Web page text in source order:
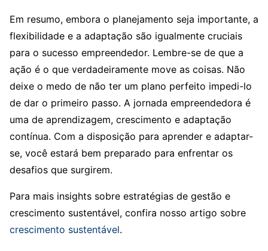
Em resumo, embora o planejamento seja importante, a
flexibilidade e a adaptação são igualmente cruciais
para o sucesso empreendedor. Lembre-se de que a
ação é o que verdadeiramente move as coisas. Não
deixe o medo de não ter um plano perfeito impedi-lo
de dar o primeiro passo. A jornada empreendedora é
uma de aprendizagem, crescimento e adaptação
contínua. Com a disposição para aprender e adaptar-
se, você estará bem preparado para enfrentar os
desafios que surgirem.
Para mais insights sobre estratégias de gestão e
crescimento sustentável, confira nosso artigo sobre
crescimento sustentável.